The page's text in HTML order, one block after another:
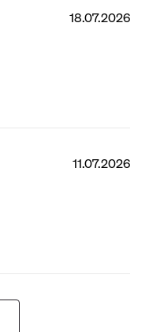
18.07.2026
11.07.2026